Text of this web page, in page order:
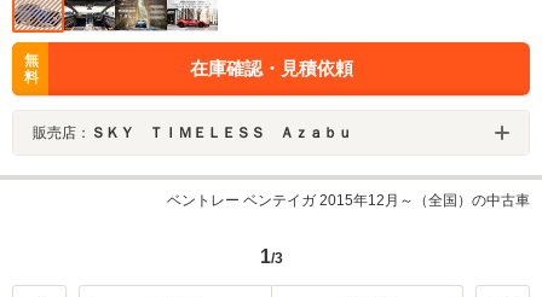
無
料
在庫確認・見積依頼
販売店： ＳＫＹ ＴＩＭＥＬＥＳＳ Ａｚａｂｕ
ベントレー ベンテイガ 2015年12月～（全国）の中古車
1/3